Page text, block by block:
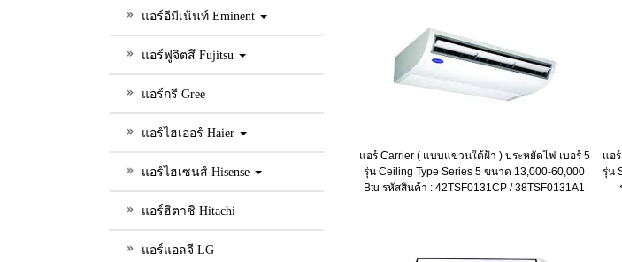
แอร์อีมีเน้นท์ Eminent
แอร์ฟูจิตสึ Fujitsu
แอร์กรี Gree
แอร์ไฮเออร์ Haier
แอร์ไฮเซนส์ Hisense
แอร์ฮิตาชิ Hitachi
แอร์แอลจี LG
แอร์ Carrier ( แบบแขวนใต้ฝ้า ) ประหยัดไฟ เบอร์ 5
รุ่น Ceiling Type Series 5 ขนาด 13,000-60,000
Btu รหัสสินค้า : 42TSF0131CP / 38TSF0131A1
แอ
รุ่น